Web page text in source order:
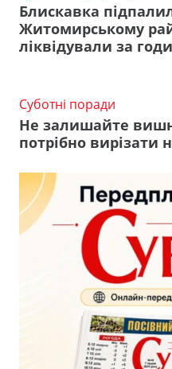
Блискавка
Житомирському
ліквідували за
Суботні поради
Не залишайте
потрібно вирізати